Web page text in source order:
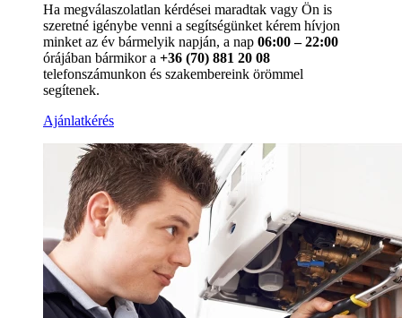
Ha megválaszolatlan kérdései maradtak vagy Ön is
szeretné igénybe venni a segítségünket kérem hívjon
minket az év bármelyik napján, a nap 06:00 – 22:00
órájában bármikor a +36 (70) 881 20 08
telefonszámunkon és szakembereink örömmel
segítenek.
Ajánlatkérés